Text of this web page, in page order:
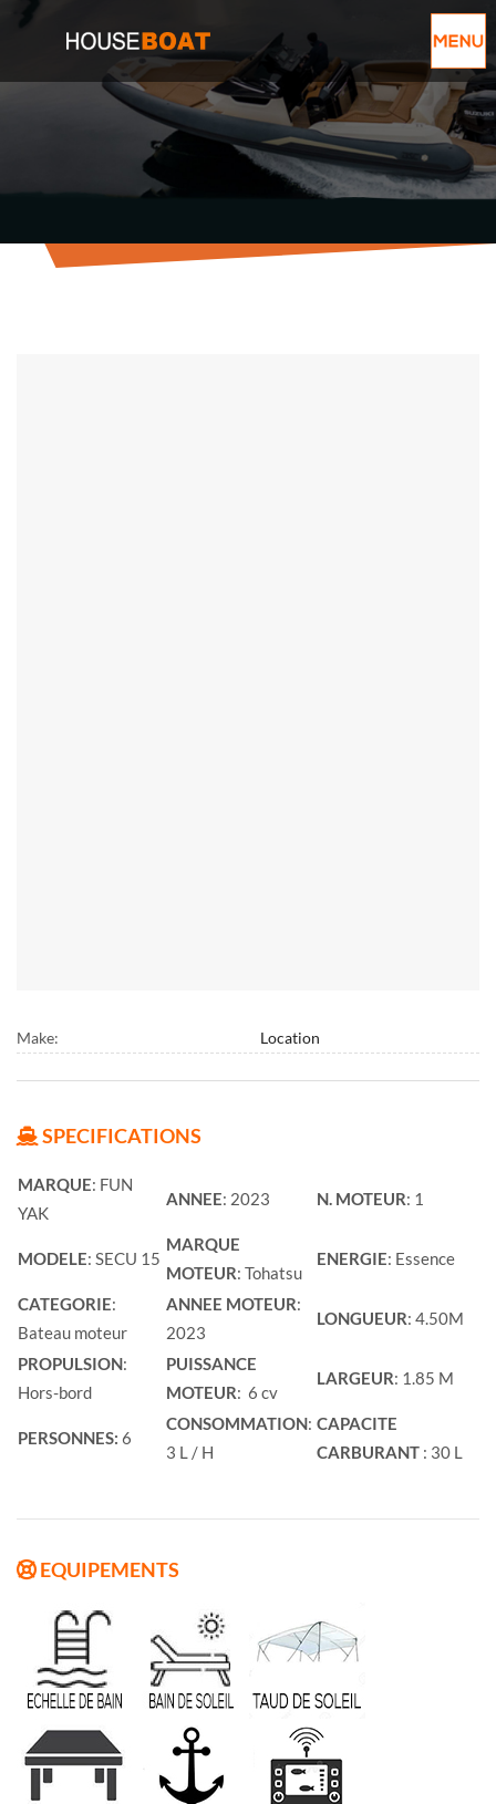
Make: Location
SPECIFICATIONS
MARQUE: FUN
YAK
ANNEE: 2023 N. MOTEUR: 1
MODELE: SECU 15
MARQUE
MOTEUR: Tohatsu
ENERGIE: Essence
CATEGORIE:
Bateau moteur
ANNEE MOTEUR:
2023
LONGUEUR: 4.50M
PROPULSION:
Hors-bord
PUISSANCE
MOTEUR: 6 cv
LARGEUR: 1.85 M
PERSONNES: 6
CONSOMMATION:
3 L / H
CAPACITE
CARBURANT : 30 L
EQUIPEMENTS